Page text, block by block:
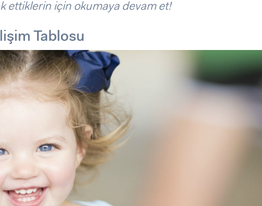
ettiklerin için okumaya devam et!
Tablosu